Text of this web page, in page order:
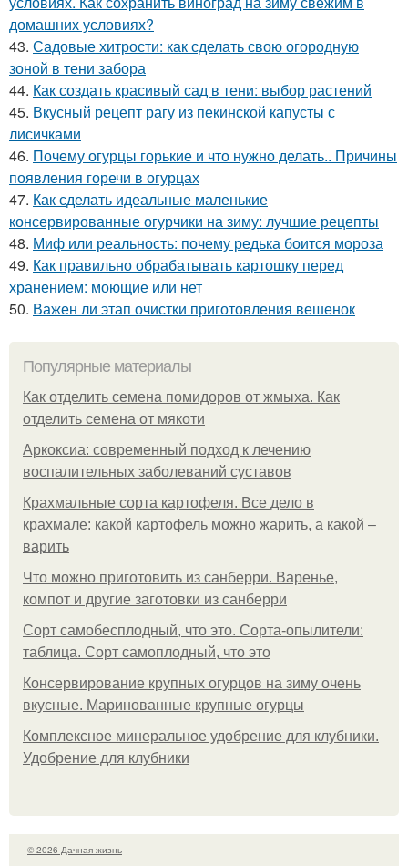
домашних условиях?
43. Садовые хитрости: как сделать свою огородную
зоной в тени забора
44. Как создать красивый сад в тени: выбор растений
45. Вкусный рецепт рагу из пекинской капусты с
лисичками
46. Почему огурцы горькие и что нужно делать.. Причины
появления горечи в огурцах
47. Как сделать идеальные маленькие
консервированные огурчики на зиму: лучшие рецепты
48. Миф или реальность: почему редька боится мороза
49. Как правильно обрабатывать картошку перед
хранением: моющие или нет
50. Важен ли этап очистки приготовления вешенок
Популярные материалы
Как отделить семена помидоров от жмыха. Как
отделить семена от мякоти
Аркоксиа: современный подход к лечению
воспалительных заболеваний суставов
Крахмальные сорта картофеля. Все дело в
крахмале: какой картофель можно жарить, а какой –
варить
Что можно приготовить из санберри. Варенье,
компот и другие заготовки из санберри
Сорт самобесплодный, что это. Сорта-опылители:
таблица. Сорт самоплодный, что это
Консервирование крупных огурцов на зиму очень
вкусные. Маринованные крупные огурцы
Комплексное минеральное удобрение для клубники.
Удобрение для клубники
© 2026 Дачная жизнь